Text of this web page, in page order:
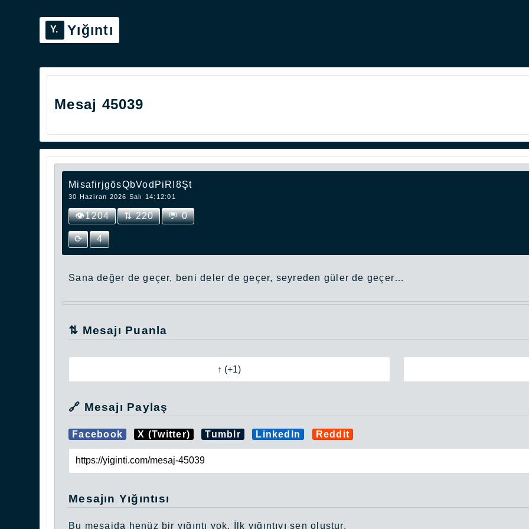
Yığıntı
Mesaj 45039
MisafirjgösQbVodPiRI8Şt
30 Haziran 2026 Salı 14:12:01
👁1204 ⇅ 220 💬 0
⟳ 4
Sana değer de geçer, beni deler de geçer, seyreden güler de geçer…
⇅ Mesajı Puanla
🔗 Mesajı Paylaş
Facebook X (Twitter) Tumblr LinkedIn Reddit
Mesajın Yığıntısı
Bu mesajda henüz bir yığıntı yok. İlk yığıntıyı sen oluştur.